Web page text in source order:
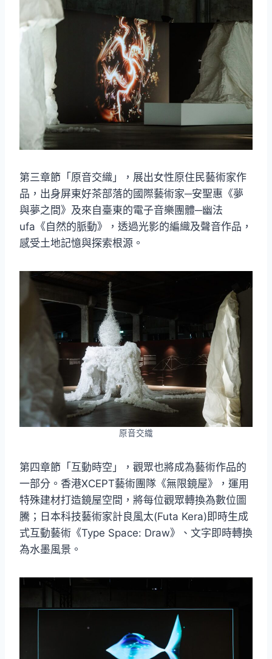
第三章節「原音交織」，展出女性原住民藝術家作
品，出身屏東好茶部落的國際藝術家─安聖惠《夢
與夢之間》及來自臺東的電子音樂團體─幽法
ufa《自然的脈動》，透過光影的編織及聲音作品，
感受土地記憶與探索根源。
原音交織
第四章節「互動時空」，觀眾也將成為藝術作品的
一部分。香港XCEPT藝術團隊《無限鏡屋》，運用
特殊建材打造鏡屋空間，將每位觀眾轉換為數位圖
騰；日本科技藝術家計良風太(Futa Kera)即時生成
式互動藝術《Type Space: Draw》、文字即時轉換
為水墨風景。